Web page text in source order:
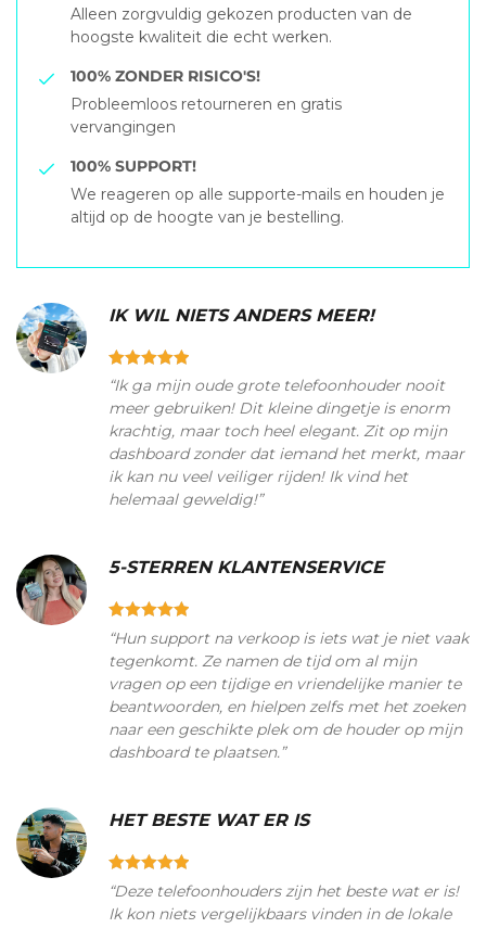
Alleen zorgvuldig gekozen producten van de
hoogste kwaliteit die echt werken.
100% ZONDER RISICO'S!
Probleemloos retourneren en gratis
vervangingen
100% SUPPORT!
We reageren op alle supporte-mails en houden je
altijd op de hoogte van je bestelling.
IK WIL NIETS ANDERS MEER!
“Ik ga mijn oude grote telefoonhouder nooit
meer gebruiken! Dit kleine dingetje is enorm
krachtig, maar toch heel elegant. Zit op mijn
dashboard zonder dat iemand het merkt, maar
ik kan nu veel veiliger rijden! Ik vind het
helemaal geweldig!”
5-STERREN KLANTENSERVICE
“Hun support na verkoop is iets wat je niet vaak
tegenkomt. Ze namen de tijd om al mijn
vragen op een tijdige en vriendelijke manier te
beantwoorden, en hielpen zelfs met het zoeken
naar een geschikte plek om de houder op mijn
dashboard te plaatsen.”
HET BESTE WAT ER IS
“Deze telefoonhouders zijn het beste wat er is!
Ik kon niets vergelijkbaars vinden in de lokale